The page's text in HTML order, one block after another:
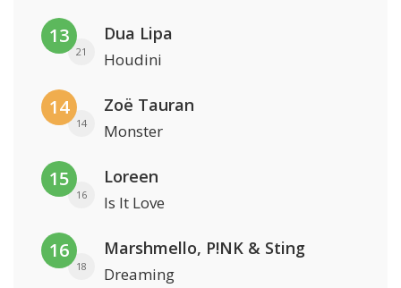
13
21
Dua Lipa
Houdini
14
14
Zoë Tauran
Monster
15
16
Loreen
Is It Love
16
18
Marshmello, P!NK & Sting
Dreaming